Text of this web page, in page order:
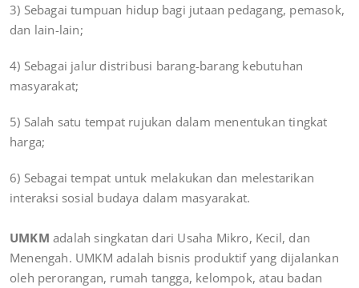
3) Sebagai tumpuan hidup bagi jutaan pedagang, pemasok,
dan lain-lain;
4) Sebagai jalur distribusi barang-barang kebutuhan
masyarakat;
5) Salah satu tempat rujukan dalam menentukan tingkat
harga;
6) Sebagai tempat untuk melakukan dan melestarikan
interaksi sosial budaya dalam masyarakat.
UMKM adalah singkatan dari Usaha Mikro, Kecil, dan
Menengah. UMKM adalah bisnis produktif yang dijalankan
oleh perorangan, rumah tangga, kelompok, atau badan